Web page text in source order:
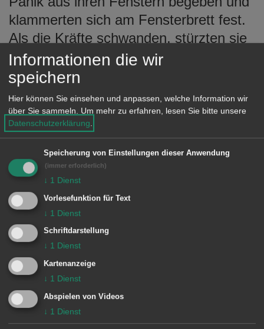
klammerten sich am Fensterbrett fest.
Als die Kräfte schwanden, stürzten sie
ungefähr zehn Meter in die Tiefe und
wurden schwer verletzt. Einer der
beiden landete auf der Trage des
Rettungsdienstes, wodurch der Sturz
abgemildert werden konnte.
Nachdem kurz darauf die Feuerwehr
eingetroffen war, konnte sie den um
Hilfe rufenden dritten 25-jährigen
Bewohner über eine dreiteilige
Schiebeleiter leicht verletzt durch sein
Fenster retten. Der Rettungsdienst
brachte die Verletzten in das
Ostalbklinikum und nach Heidenheim.
Niedziella vermutet, dass noch keine
Rauchmelder in der Wohnung installiert
Informationen die wir
speichern
Hier können Sie einsehen und anpassen, welche Information wir
über Sie sammeln.
Um mehr zu erfahren, lesen Sie bitte unsere
Datenschutzerklärung
Speicherung von Einstellungen dieser Anwendung
(immer erforderlich)
↓ 1 Dienst
Vorlesefunktion für Text
↓ 1 Dienst
Schriftdarstellung
↓ 1 Dienst
Kartenanzeige
↓ 1 Dienst
Abspielen von Videos
↓ 1 Dienst